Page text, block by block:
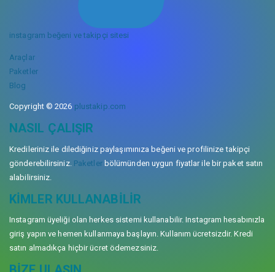
instagram beğeni ve takipçi sitesi
Araçlar
Paketler
Blog
Copyright © 2026 plustakip.com
NASIL ÇALIŞIR
Kredileriniz ile dilediğiniz paylaşımınıza beğeni ve profilinize takipçi
gönderebilirsiniz. Paketlerbölümünden uygun fiyatlar ile bir paket satın
alabilirsiniz.
KIMLER KULLANABILIR
Instagram üyeliği olan herkes sistemi kullanabilir. Instagram hesabınızla
giriş yapın ve hemen kullanmaya başlayın. Kullanım ücretsizdir. Kredi
satın almadıkça hiçbir ücret ödemezsiniz.